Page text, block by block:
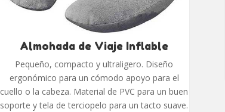
Almohada de Viaje Inflable
Pequeño, compacto y ultraligero. Diseño
ergonómico para un cómodo apoyo para el
cuello o la cabeza. Material de PVC para un buen
soporte y tela de terciopelo para un tacto suave.